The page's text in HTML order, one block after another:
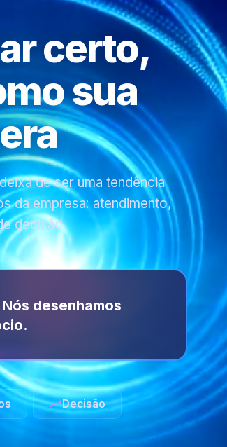
certo,
sua
de ser uma tendência
da empresa: atendimento,
decisão.
desenhamos
Decisão